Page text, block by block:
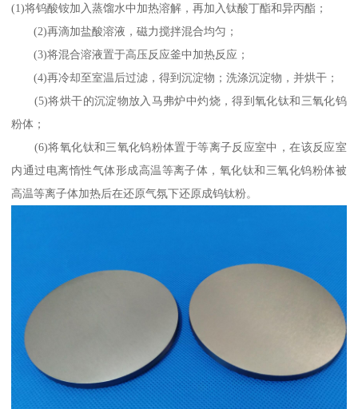
(1)将钨酸铵加入蒸馏水中加热溶解，再加入钛酸丁酯和异丙酯；
(2)再滴加盐酸溶液，磁力搅拌混合均匀；
(3)将混合溶液置于高压反应釜中加热反应；
(4)再冷却至室温后过滤，得到沉淀物；洗涤沉淀物，并烘干；
(5)将烘干的沉淀物放入马弗炉中灼烧，得到氧化钛和三氧化钨
粉体；
(6)将氧化钛和三氧化钨粉体置于等离子反应室中，在该反应室
内通过电离惰性气体形成高温等离子体，氧化钛和三氧化钨粉体被
高温等离子体加热后在还原气氛下还原成钨钛粉。